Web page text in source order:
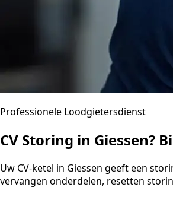
Professionele Loodgietersdienst
CV Storing in Giessen?
Uw CV-ketel in Giessen geeft een
vervangen onderdelen, resetten